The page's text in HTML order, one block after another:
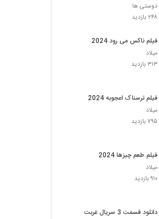
دوستی ها
۲۴۸ بازدید
فیلم ناکس می رود 2024
میلاد
۳۱۳ بازدید
فیلم ترسناک اعجوبه 2024
میلاد
۷۹۵ بازدید
فیلم طعم چیزها 2024
میلاد
۹۱۰ بازدید
دانلود قسمت 3 سریال غربت